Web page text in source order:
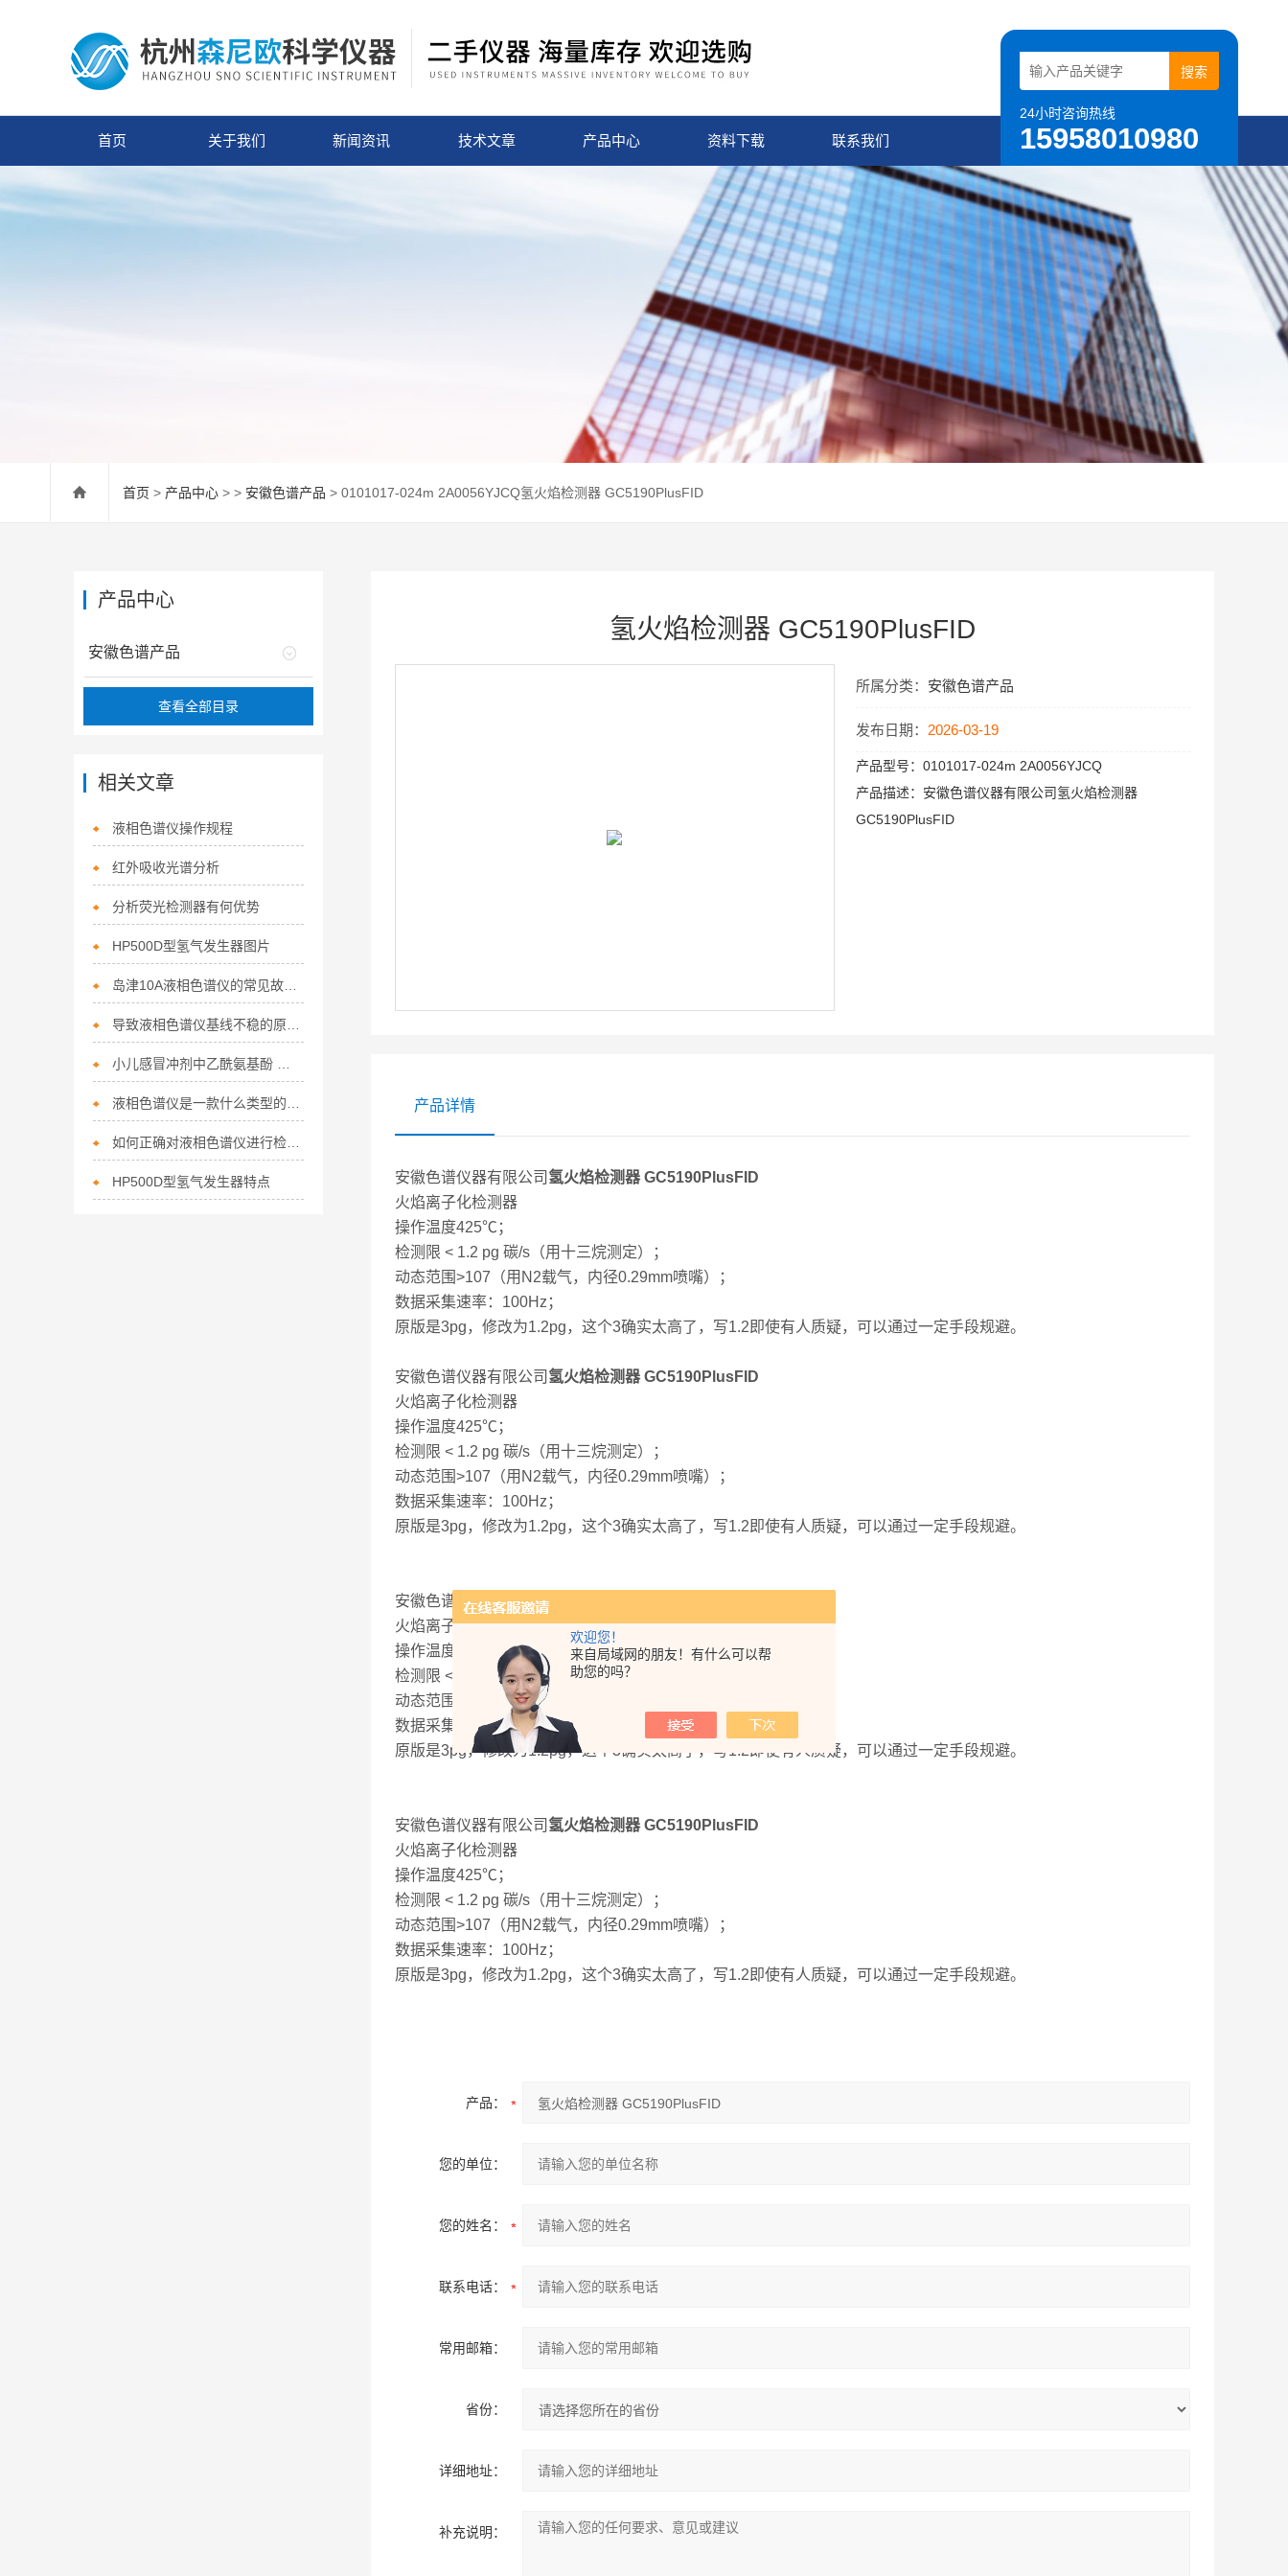
欢迎您！
来自局域网的朋友！有什么可以帮
助您的吗？
24小时咨询热线
15958010980
首页 关于我们 新闻资讯 技术文章 产品中心 资料下载 联系我们
首页 > 产品中心 > > 安徽色谱产品 > 0101017-024m 2A0056YJCQ氢火焰检测器 GC5190PlusFID
氢火焰检测器 GC5190PlusFID
所属分类： 安徽色谱产品
发布日期： 2026-03-19
产品型号：0101017-024m 2A0056YJCQ
产品描述： 安徽色谱仪器有限公司氢火焰检测器
GC5190PlusFID
产品详情
安徽色谱仪器有限公司 氢火焰检测器 GC5190PlusFID
火焰离子化检测器
操作温度425℃；
检测限 < 1.2 pg 碳/s（用十三烷测定）；
动态范围>107（用N2载气，内径0.29mm喷嘴）；
数据采集速率：100Hz；
原版是3pg，修改为1.2pg，这个3确实太高了，写1.2即使有人质疑，可以通过一定手段规避。
安徽色谱仪器有限公司 氢火焰检测器 GC5190PlusFID
火焰离子化检测器
操作温度425℃；
检测限 < 1.2 pg 碳/s（用十三烷测定）；
动态范围>107（用N2载气，内径0.29mm喷嘴）；
数据采集速率：100Hz；
原版是3pg，修改为1.2pg，这个3确实太高了，写1.2即使有人质疑，可以通过一定手段规避。
安徽色谱仪器有限公司氢火焰检测器 GC5190PlusFID
火焰离子化检测器
操作温度425℃；
检测限 < 1.2 pg 碳/s（用十三烷测定）；
动态范围>107（用N2载气，内径0.29mm喷嘴）；
数据采集速率：100Hz；
原版是3pg，修改为1.2pg，这个3确实太高了，写1.2即使有人质疑，可以通过一定手段规避。
安徽色谱仪器有限公司 氢火焰检测器 GC5190PlusFID
火焰离子化检测器
操作温度425℃；
检测限 < 1.2 pg 碳/s（用十三烷测定）；
动态范围>107（用N2载气，内径0.29mm喷嘴）；
数据采集速率：100Hz；
原版是3pg，修改为1.2pg，这个3确实太高了，写1.2即使有人质疑，可以通过一定手段规避。
产品：
您的单位：
您的姓名：
联系电话：
常用邮箱：
省份：
详细地址：
补充说明：
产品中心
安徽色谱产品
查看全部目录
相关文章
液相色谱仪操作规程
红外吸收光谱分析
分析荧光检测器有何优势
HP500D型氢气发生器图片
HP500D型氢气发生器特点